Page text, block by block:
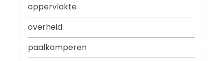
oppervlakte
overheid
paalkamperen